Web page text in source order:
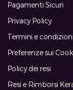
Pagamenti Sicuri
Privacy Policy
Termini e condizioni
Preferenze sui
Policy dei resi
Resi e Rimborsi